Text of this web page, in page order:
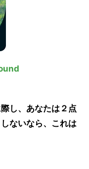
し、あなたは２点
ないなら、これは